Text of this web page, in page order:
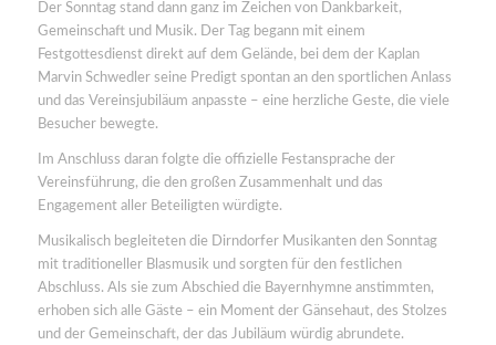
Der Sonntag stand dann ganz im Zeichen von Dankbarkeit,
Gemeinschaft und Musik. Der Tag begann mit einem
Festgottesdienst direkt auf dem Gelände, bei dem der Kaplan
Marvin Schwedler seine Predigt spontan an den sportlichen Anlass
und das Vereinsjubiläum anpasste – eine herzliche Geste, die viele
Besucher bewegte.
Im Anschluss daran folgte die offizielle Festansprache der
Vereinsführung, die den großen Zusammenhalt und das
Engagement aller Beteiligten würdigte.
Musikalisch begleiteten die Dirndorfer Musikanten den Sonntag
mit traditioneller Blasmusik und sorgten für den festlichen
Abschluss. Als sie zum Abschied die Bayernhymne anstimmten,
erhoben sich alle Gäste – ein Moment der Gänsehaut, des Stolzes
und der Gemeinschaft, der das Jubiläum würdig abrundete.